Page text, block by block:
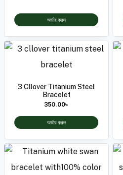
অর্ডার করুন
3 Cllover Titanium Steel
Bracelet
350.00৳
অর্ডার করুন